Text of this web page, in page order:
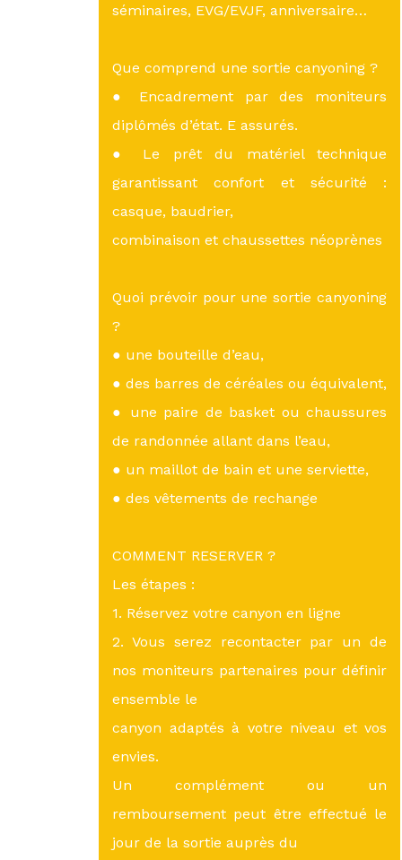
séminaires, EVG/EVJF, anniversaire…
Que comprend une sortie canyoning ?
● Encadrement par des moniteurs
diplômés d’état. E assurés.
● Le prêt du matériel technique
garantissant confort et sécurité :
casque, baudrier,
combinaison et chaussettes néoprènes
Quoi prévoir pour une sortie canyoning
?
● une bouteille d’eau,
● des barres de céréales ou équivalent,
● une paire de basket ou chaussures
de randonnée allant dans l’eau,
● un maillot de bain et une serviette,
● des vêtements de rechange
COMMENT RESERVER ?
Les étapes :
1. Réservez votre canyon en ligne
2. Vous serez recontacter par un de
nos moniteurs partenaires pour définir
ensemble le
canyon adaptés à votre niveau et vos
envies.
Un complément ou un
remboursement peut être effectué le
jour de la sortie auprès du